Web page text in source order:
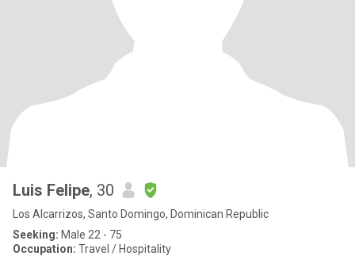
Luis Felipe, 30
Los Alcarrizos, Santo Domingo, Dominican Republic
Seeking: Male 22 - 75
Occupation: Travel / Hospitality